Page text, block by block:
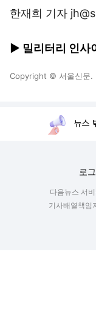
한재희 기자
▶ 밀리터리 인사
Copyright © 서울신문.
뉴스
로
다음뉴스 서
기사배열책임